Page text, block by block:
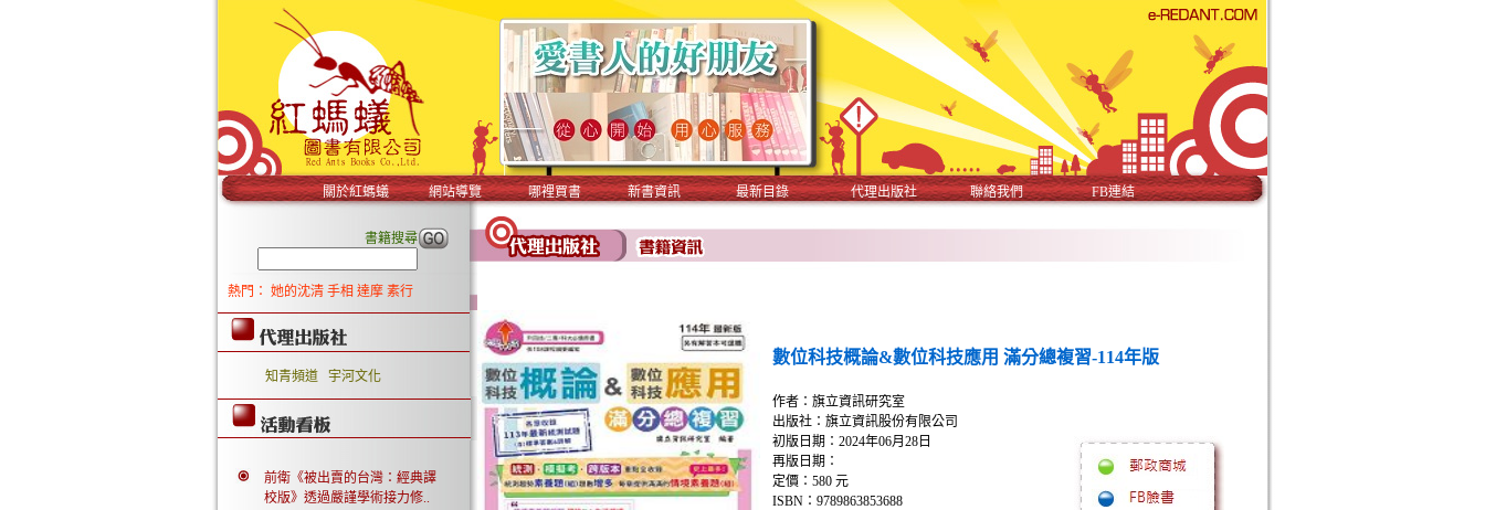
關於紅螞蟻 網站導覽 哪裡買書 新書資訊 最新目錄 代理出版社 聯絡我們 FB連結
書籍搜尋
熱門： 她的沈清 手相 達摩 素行
知青頻道 宇河文化
前衛《被出賣的台灣：經典譯
校版》透過嚴謹學術接力修..
數位科技概論&數位科技應用 滿分總複習-114年版
作者：旗立資訊研究室
出版社：旗立資訊股份有限公司
初版日期：2024年06月28日
再版日期：
定價：580 元
ISBN：9789863853688